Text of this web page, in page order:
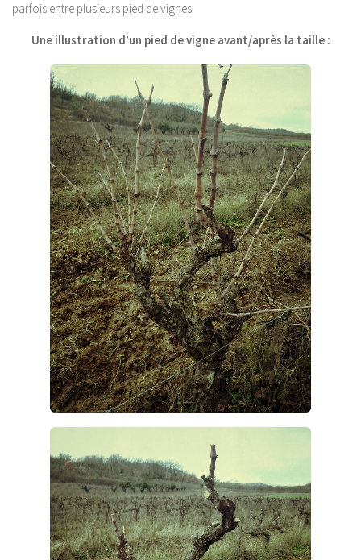
parfois entre plusieurs pied de vignes.
Une illustration d’un pied de vigne avant/après la taille :